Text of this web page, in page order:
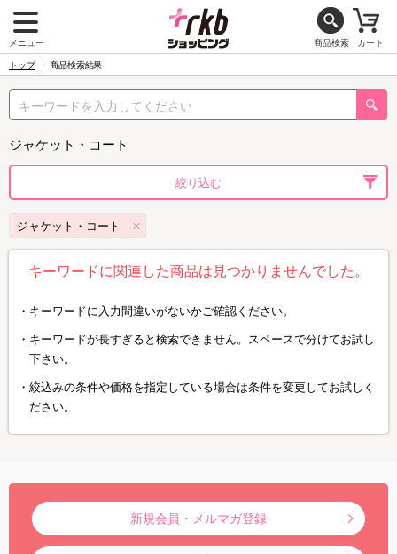
メニュー 商品検索 カート
トップ 商品検索結果
ジャケット・コート
絞り込む
ジャケット・コート
キーワードに関連した商品は見つかりませんでした。
キーワードに入力間違いがないかご確認ください。
キーワードが長すぎると検索できません。スペースで分けてお試し
下さい。
絞込みの条件や価格を指定している場合は条件を変更してお試しく
ださい。
新規会員・メルマガ登録